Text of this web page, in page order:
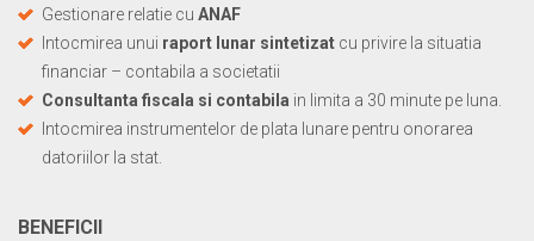
Gestionare relatie cu ANAF
Intocmirea unui raport lunar sintetizat cu privire la situatia
financiar – contabila a societatii
Consultanta fiscala si contabila in limita a 30 minute pe luna.
Intocmirea instrumentelor de plata lunare pentru onorarea
datoriilor la stat.
BENEFICII